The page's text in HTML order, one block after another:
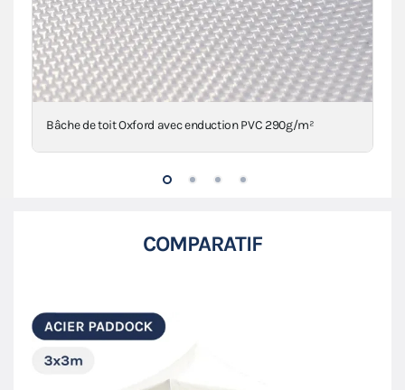
Bâche de toit Oxford avec enduction PVC 290g/m²
COMPARATIF